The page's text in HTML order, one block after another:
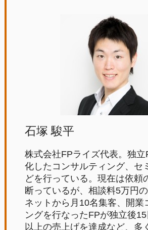
石塚 駿平
株式会社FPライズ代表。独
化したコンサルティング、セ
どを行っている。現在は依頼
断っているが、相談料5万円
ネットから月10名集客、開業
ングを行なったFPが独立後
以上の売上げを達成など、多